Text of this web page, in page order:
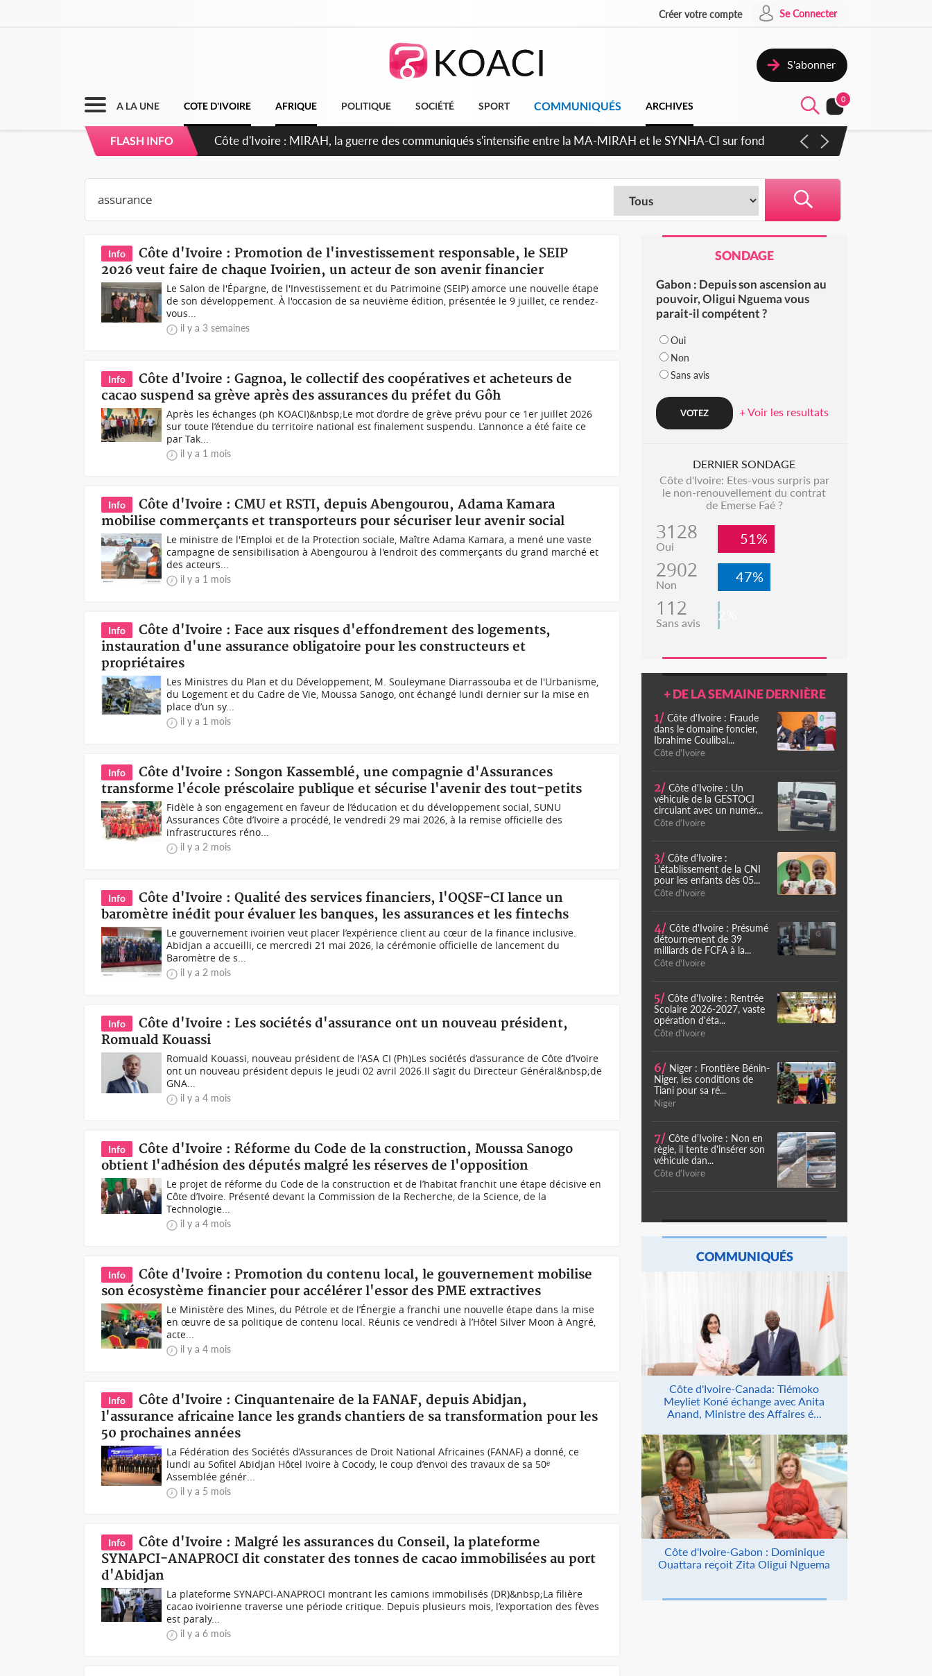
Créer votre compte Se Connecter
S'abonner
A LA UNE COTE D'IVOIRE AFRIQUE POLITIQUE SOCIÉTÉ SPORT COMMUNIQUÉS ARCHIVES
0
FLASH INFO Côte d'Ivoire : Indépendance 2026, Thiam plaide pour un environnement démocratique plus apaisé
Info
Côte d'Ivoire : Promotion de l'investissement responsable, le SEIP
2026 veut faire de chaque Ivoirien, un acteur de son avenir financier
Le Salon de l'Épargne, de l'Investissement et du Patrimoine (SEIP) amorce une nouvelle étape
de son développement. À l'occasion de sa neuvième édition, présentée le 9 juillet, ce rendez-
vous...
il y a 3 semaines
Info
Côte d'Ivoire : Gagnoa, le collectif des coopératives et acheteurs de
cacao suspend sa grève après des assurances du préfet du Gôh
Après les échanges (ph KOACI)&nbsp;Le mot d’ordre de grève prévu pour ce 1er juillet 2026
sur toute l’étendue du territoire national est finalement suspendu. L’annonce a été faite ce
par Tak...
il y a 1 mois
Info
Côte d'Ivoire : CMU et RSTI, depuis Abengourou, Adama Kamara
mobilise commerçants et transporteurs pour sécuriser leur avenir social
Le ministre de l'Emploi et de la Protection sociale, Maître Adama Kamara, a mené une vaste
campagne de sensibilisation à Abengourou à l'endroit des commerçants du grand marché et
des acteurs...
il y a 1 mois
Info
Côte d'Ivoire : Face aux risques d'effondrement des logements,
instauration d'une assurance obligatoire pour les constructeurs et
propriétaires
Les Ministres du Plan et du Développement, M. Souleymane Diarrassouba et de l'Urbanisme,
du Logement et du Cadre de Vie, Moussa Sanogo, ont échangé lundi dernier sur la mise en
place d’un sy...
il y a 1 mois
Info
Côte d'Ivoire : Songon Kassemblé, une compagnie d'Assurances
transforme l'école préscolaire publique et sécurise l'avenir des tout-petits
Fidèle à son engagement en faveur de l’éducation et du développement social, SUNU
Assurances Côte d’Ivoire a procédé, le vendredi 29 mai 2026, à la remise officielle des
infrastructures réno...
il y a 2 mois
Info
Côte d'Ivoire : Qualité des services financiers, l'OQSF-CI lance un
baromètre inédit pour évaluer les banques, les assurances et les fintechs
Le gouvernement ivoirien veut placer l’expérience client au cœur de la finance inclusive.
Abidjan a accueilli, ce mercredi 21 mai 2026, la cérémonie officielle de lancement du
Baromètre de s...
il y a 2 mois
Info
Côte d'Ivoire : Les sociétés d'assurance ont un nouveau président,
Romuald Kouassi
Romuald Kouassi, nouveau président de l'ASA CI (Ph)Les sociétés d’assurance de Côte d’Ivoire
ont un nouveau président depuis le jeudi 02 avril 2026.Il s’agit du Directeur Général&nbsp;de
GNA...
il y a 4 mois
Info
Côte d'Ivoire : Réforme du Code de la construction, Moussa Sanogo
obtient l'adhésion des députés malgré les réserves de l'opposition
Le projet de réforme du Code de la construction et de l’habitat franchit une étape décisive en
Côte d’Ivoire. Présenté devant la Commission de la Recherche, de la Science, de la
Technologie...
il y a 4 mois
Info
Côte d'Ivoire : Promotion du contenu local, le gouvernement mobilise
son écosystème financier pour accélérer l'essor des PME extractives
Le Ministère des Mines, du Pétrole et de l’Énergie a franchi une nouvelle étape dans la mise
en œuvre de sa politique de contenu local. Réunis ce vendredi à l’Hôtel Silver Moon à Angré,
acte...
il y a 4 mois
Info
Côte d'Ivoire : Cinquantenaire de la FANAF, depuis Abidjan,
l'assurance africaine lance les grands chantiers de sa transformation pour les
50 prochaines années
La Fédération des Sociétés d’Assurances de Droit National Africaines (FANAF) a donné, ce
lundi au Sofitel Abidjan Hôtel Ivoire à Cocody, le coup d’envoi des travaux de sa 50ᵉ
Assemblée génér...
il y a 5 mois
Info
Côte d'Ivoire : Malgré les assurances du Conseil, la plateforme
SYNAPCI-ANAPROCI dit constater des tonnes de cacao immobilisées au port
d'Abidjan
La plateforme SYNAPCI-ANAPROCI montrant les camions immobilisés (DR)&nbsp;La filière
cacao ivoirienne traverse une période critique. Depuis plusieurs mois, l’exportation des fèves
est paraly...
il y a 6 mois
SONDAGE
Gabon : Depuis son ascension au
pouvoir, Oligui Nguema vous
parait-il compétent ?
Oui
Non
Sans avis
+ Voir les resultats
DERNIER SONDAGE
Côte d'Ivoire: Etes-vous surpris par
le non-renouvellement du contrat
de Emerse Faé ?
3128
Oui 51%
2902
Non 47%
112
Sans avis 2%
+ DE LA SEMAINE DERNIÈRE
1/ Côte d'Ivoire : Fraude
dans le domaine foncier,
Ibrahime Coulibal...
Côte d'Ivoire
2/ Côte d'Ivoire : Un
véhicule de la GESTOCI
circulant avec un numér...
Côte d'Ivoire
3/ Côte d'Ivoire :
L'établissement de la CNI
pour les enfants dès 05...
Côte d'Ivoire
4/ Côte d'Ivoire : Présumé
détournement de 39
milliards de FCFA à la...
Côte d'Ivoire
5/ Côte d'Ivoire : Rentrée
Scolaire 2026-2027, vaste
opération d'éta...
Côte d'Ivoire
6/ Niger : Frontière Bénin-
Niger, les conditions de
Tiani pour sa ré...
Niger
7/ Côte d'Ivoire : Non en
règle, il tente d'insérer son
véhicule dan...
Côte d'Ivoire
COMMUNIQUÉS
Côte d'Ivoire-Canada: Tiémoko
Meyliet Koné échange avec Anita
Anand, Ministre des Affaires é...
Côte d'Ivoire-Gabon : Dominique
Ouattara reçoit Zita Oligui Nguema